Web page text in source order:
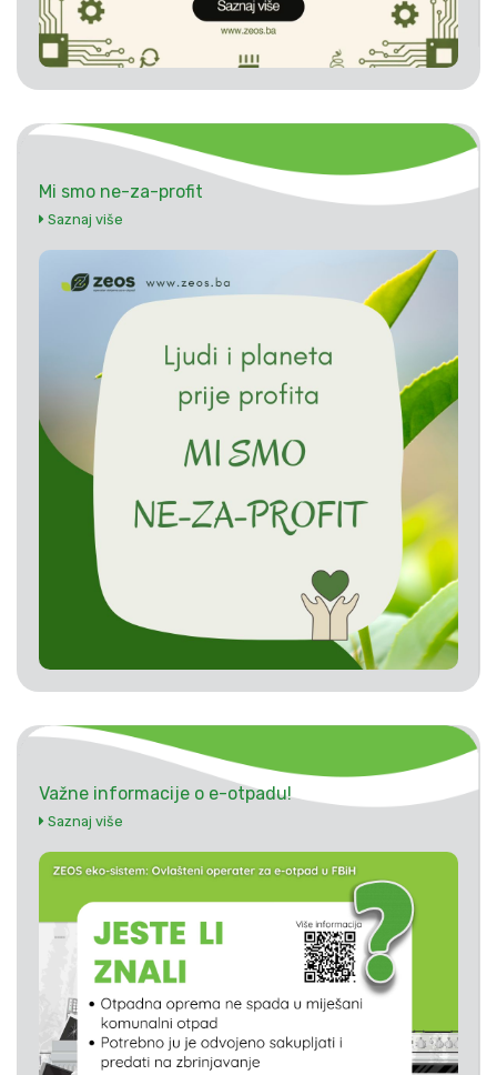
Mi smo ne-za-profit
Saznaj više
Važne informacije o e-otpadu!
Saznaj više